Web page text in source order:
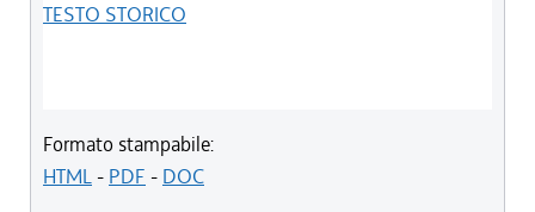
TESTO STORICO
Formato stampabile:
HTML- PDF - DOC